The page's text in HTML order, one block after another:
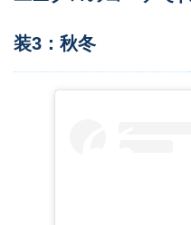
装3：秋冬